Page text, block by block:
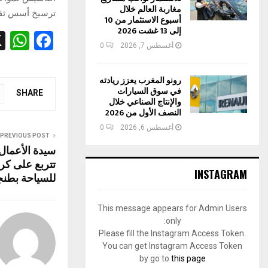
ترسيخ أسس
F
b
o
k
p
p
SHARE
PREVIOUS POST
سيدة
تتربع على
للسياحة
مغاربة العالم خلال
أسبوع الاستثمار من 10
إلى 13 غشت 2026
أغسطس 7, 2026 0
رونو المغرب يعزز ريادته
في سوق السيارات
والإنتاج الصناعي خلال
النصف الأول من 2026
أغسطس 6, 2026 0
INSTAGRAM
This message appears for Admin Users
only:
Please fill the Instagram Access Token.
You can get Instagram Access Token
by go to this page